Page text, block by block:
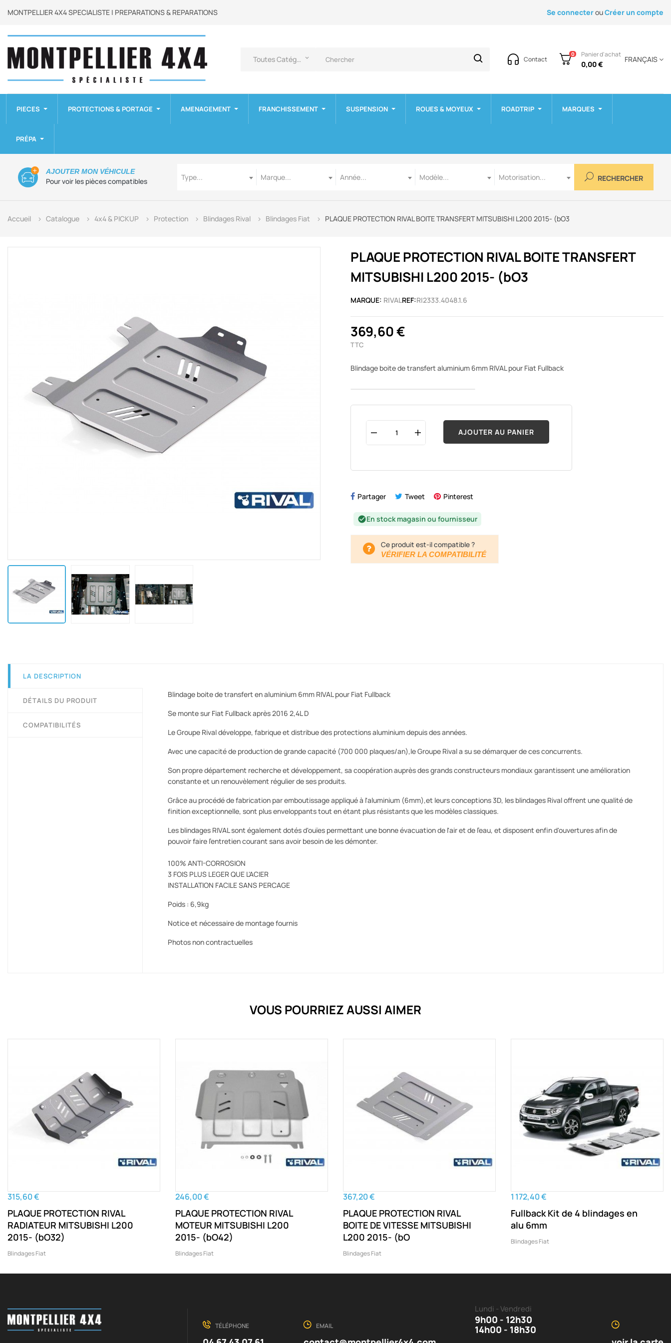
MONTPELLIER 4X4 SPECIALISTE | PREPARATIONS & REPARATIONS Se connecterouCréer un compte
Toutes Catégories keyboard_arrow_down Contact
0 Panier d'achat
0,00 €
FRANÇAIS
PIECES PROTECTIONS & PORTAGE AMENAGEMENT FRANCHISSEMENT SUSPENSION ROUES & MOYEUX ROADTRIP MARQUES
PRÉPA
Pour voir les pièces compatibles
AJOUTER MON VÉHICULE
Type...
Marque...
Année...
Modèle...
Motorisation...
RECHERCHER
Accueil Catalogue 4x4 & PICKUP Protection Blindages Rival Blindages Fiat PLAQUE PROTECTION RIVAL BOITE TRANSFERT MITSUBISHI L200 2015- (bO3
PLAQUE PROTECTION RIVAL BOITE TRANSFERT
MITSUBISHI L200 2015- (bO3
MARQUE: RIVALREF:RI2333.4048.1.6
369,60 €
TTC
Blindage boite de transfert aluminium 6mm RIVAL pour Fiat Fullback
AJOUTER AU PANIER
Partager Tweet Pinterest
check_circleEn stock magasin ou fournisseur
Ce produit est-il compatible ?
VÉRIFIER LA COMPATIBILITÉ
LA DESCRIPTION
DÉTAILS DU PRODUIT
COMPATIBILITÉS
Blindage boite de transfert en aluminium 6mm RIVAL pour Fiat Fullback
Se monte sur Fiat Fullback après 2016 2,4L D
Le Groupe Rival développe, fabrique et distribue des protections aluminium depuis des années.
Avec une capacité de production de grande capacité (700 000 plaques/an),le Groupe Rival a su se démarquer de ces concurrents.
Son propre département recherche et développement, sa coopération auprès des grands constructeurs mondiaux garantissent une amélioration
constante et un renouvèlement régulier de ses produits.
Grâce au procédé de fabrication par emboutissage appliqué à l'aluminium (6mm),et leurs conceptions 3D, les blindages Rival offrent une qualité de
finition exceptionnelle, sont plus enveloppants tout en étant plus résistants que les modèles classiques.
Les blindages RIVAL sont également dotés d'ouïes permettant une bonne évacuation de l'air et de l'eau, et disposent enfin d'ouvertures afin de
pouvoir faire l'entretien courant sans avoir besoin de les démonter.
100% ANTI-CORROSION
3 FOIS PLUS LEGER QUE L'ACIER
INSTALLATION FACILE SANS PERCAGE
Poids : 6,9kg
Notice et nécessaire de montage fournis
Photos non contractuelles
VOUS POURRIEZ AUSSI AIMER
315,60 €
PLAQUE PROTECTION RIVAL
RADIATEUR MITSUBISHI L200
2015- (bO32)
Blindages Fiat
246,00 €
PLAQUE PROTECTION RIVAL
MOTEUR MITSUBISHI L200
2015- (bO42)
Blindages Fiat
367,20 €
PLAQUE PROTECTION RIVAL
BOITE DE VITESSE MITSUBISHI
L200 2015- (bO
Blindages Fiat
1 172,40 €
Fullback Kit de 4 blindages en
alu 6mm
Blindages Fiat
TÉLÉPHONE EMAIL
Lundi - Vendredi
9h00 - 12h30
14h00 - 18h30